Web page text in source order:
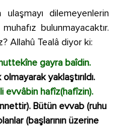
dilemeyenlerin
bulunmayacaktır.
Allahû Tealâ diyor ki:
gayra baîdin.
yaklaştırıldı.
evvâbin hafîz(hafîzin).
Bütün evvab (ruhu
(başlarının üzerine